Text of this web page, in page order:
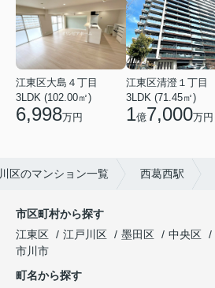
江東区大島４丁目
3LDK (102.00㎡)
6,998万円
江東区清澄１丁目
3LDK (71.45㎡)
1億7,000万円
区のマンション一覧 西葛西駅
市区町村から探す
江東区
江戸川区 墨田区 中央区
市川市
町名から探す